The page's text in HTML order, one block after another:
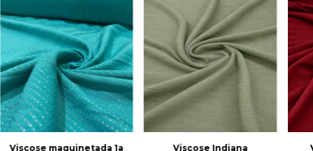
Viscose maquinetada 1a Viscose Indiana